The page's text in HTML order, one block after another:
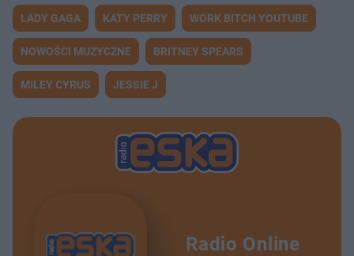
LADY GAGA KATY PERRY WORK BITCH YOUTUBE
NOWOŚCI MUZYCZNE BRITNEY SPEARS
MILEY CYRUS JESSIE J
Radio Online